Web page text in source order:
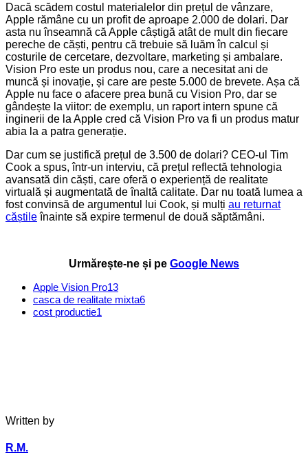
Dacă scădem costul materialelor din prețul de vânzare,
Apple rămâne cu un profit de aproape 2.000 de dolari. Dar
asta nu înseamnă că Apple câștigă atât de mult din fiecare
pereche de căști, pentru că trebuie să luăm în calcul și
costurile de cercetare, dezvoltare, marketing și ambalare.
Vision Pro este un produs nou, care a necesitat ani de
muncă și inovație, și care are peste 5.000 de brevete. Așa că
Apple nu face o afacere prea bună cu Vision Pro, dar se
gândește la viitor: de exemplu, un raport intern spune că
inginerii de la Apple cred că Vision Pro va fi un produs matur
abia la a patra generație.
Dar cum se justifică prețul de 3.500 de dolari? CEO-ul Tim
Cook a spus, într-un interviu, că prețul reflectă tehnologia
avansată din căști, care oferă o experiență de realitate
virtuală și augmentată de înaltă calitate. Dar nu toată lumea a
fost convinsă de argumentul lui Cook, și mulți au returnat
căștileînainte să expire termenul de două săptămâni.
Urmărește-ne și pe Google News
Apple Vision Pro13
casca de realitate mixta6
cost productie1
Written by
R.M.